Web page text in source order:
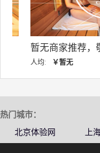
暂无商家推荐，敬
￥暂无
热门城市：
北京体验网
上